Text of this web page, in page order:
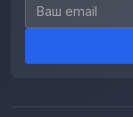
Email для